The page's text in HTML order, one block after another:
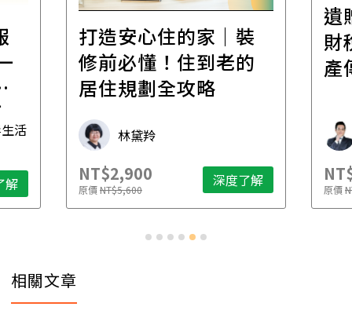
活
解
打造安心住的家｜裝
修前必懂！住到老的
居住規劃全攻略
林黛羚
NT$2,900
原價NT$5,600 深度了解
遺
財
產
原價
相關文章